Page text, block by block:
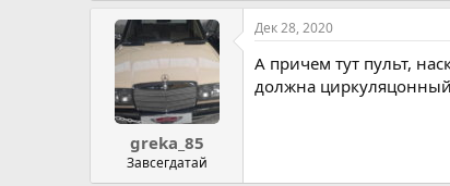
greka_85
Завсегдатай
Дек 28, 2020
А причем тут пульт,
должна